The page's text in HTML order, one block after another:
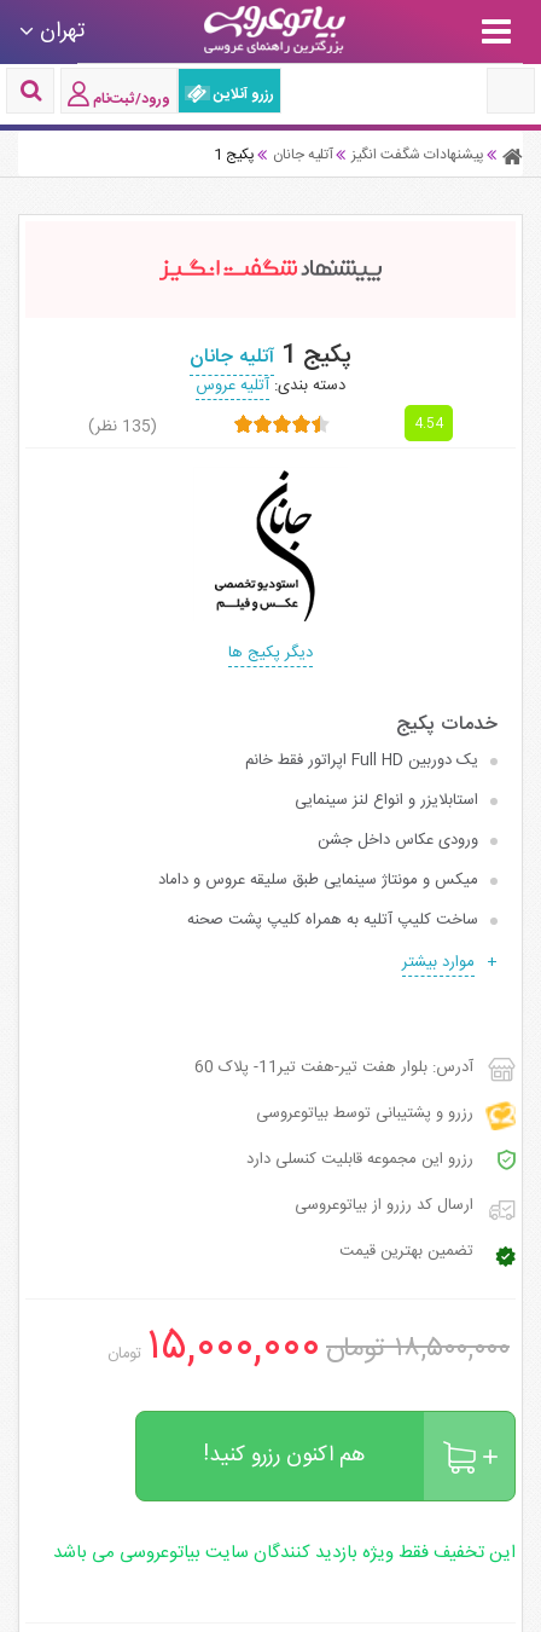
تهران
رزرو آنلاین ورود/ثبت‌نام
پیشنهادات شگفت انگیز آتلیه جانان پکیج 1
پکیج 1 آتلیه جانان
دسته بندی: آتلیه عروس
4.54 (135 نظر)
دیگر پکیج ها
یک دوربین Full HD اپراتور فقط خانم
استابلایزر و انواع لنز سینمایی
ورودی عکاس داخل جشن
میکس و مونتاژ سینمایی طبق سلیقه عروس و داماد
ساخت کلیپ آتلیه به همراه کلیپ پشت صحنه
موارد بیشتر
آدرس: بلوار هفت تیر-هفت تیر11- پلاک 60
رزرو و پشتیبانی توسط بیاتوعروسی
رزرو این مجموعه قابلیت کنسلی دارد
ارسال کد رزرو از بیاتوعروسی
تضمین بهترین قیمت
۱۸,۵۰۰,۰۰۰ تومان ۱۵,۰۰۰,۰۰۰ تومان
هم اکنون رزرو کنید!
این تخفیف فقط ویژه بازدید کنندگان سایت بیاتوعروسی می باشد